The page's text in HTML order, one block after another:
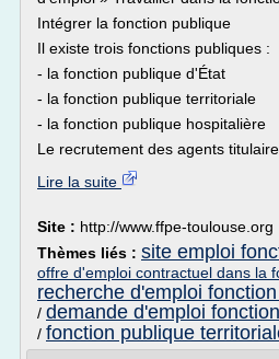
Intégrer la fonction publique
Il existe trois fonctions publiques :
- la fonction publique d'État
- la fonction publique territoriale
- la fonction publique hospitalière
Le recrutement des agents
Lire la suite
Site : http://www.ffpe-toulouse.org
Thèmes liés : site emploi
offre d'emploi contractuel dans la
recherche d'emploi
/ demande d'emploi
/ fonction publique